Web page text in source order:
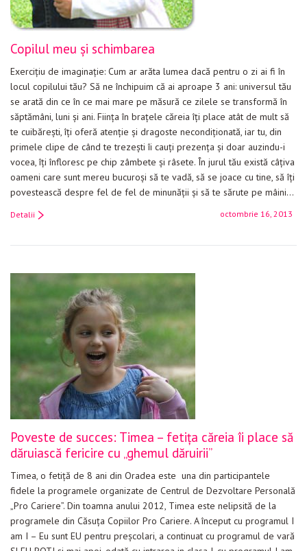
Copilul meu şi schimbarea
Exerciţiu de imaginaţie: Cum ar arăta lumea dacă pentru o zi ai fi în
locul copilului tău? Să ne închipuim că ai aproape 3 ani: universul tău
se arată din ce în ce mai mare pe măsură ce zilele se transformă în
săptămâni, luni şi ani. Fiinţa în braţele căreia îţi place atât de mult să
te cuibăreşti, îţi oferă atenţie şi dragoste necondiţionată, iar tu, din
primele clipe de când te trezeşti îi cauţi prezenţa şi doar auzindu-i
vocea, îţi înfloresc pe chip zâmbete şi râsete. În jurul tău există câţiva
oameni care sunt mereu bucuroşi să te vadă, să se joace cu tine, să îţi
povestească despre fel de fel de minunăţii şi să te sărute pe mâini…
octombrie 16, 2013
Detalii
Poveste de succes: Timea – fetiţa căreia îi place să
dăruiască fericire cu „ghemul dăruirii”
Timea, o fetiţă de 8 ani din Oradea este una din participantele
fidele la programele organizate de Centrul de Dezvoltare Personală
„Pro Cariere”. Din toamna anului 2012, Timea este nelipsită de la
programele din Căsuţa Copiilor Pro Cariere. A început cu programul I
am I – Eu sunt EU pentru preşcolari, a continuat cu programul de vară